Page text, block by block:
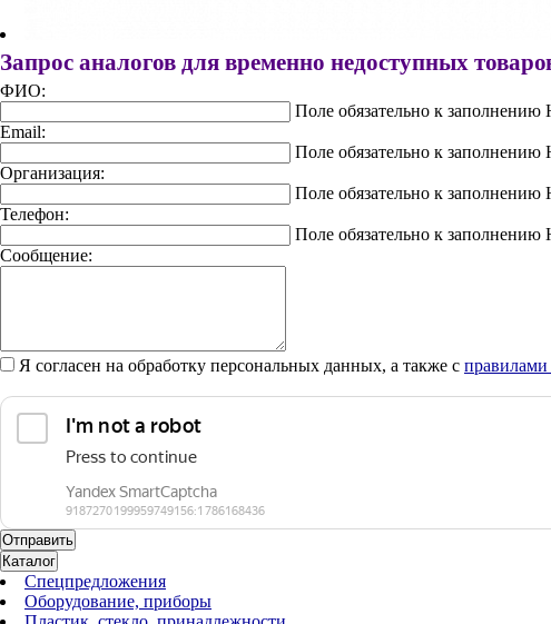
Запрос аналогов для временно недоступных
ФИО:
Поле обязательно к заполнению
Email:
Поле обязательно к заполнению
Организация:
Поле обязательно к заполнению
Телефон:
Поле обязательно к заполнению
Сообщение:
Я согласен на обработку персональных данных, а также с правилами
Каталог
Спецпредложения
Оборудование, приборы